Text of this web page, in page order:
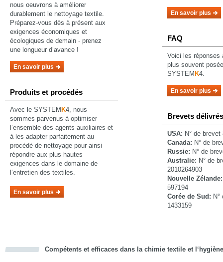
nous oeuvrons à améliorer
durablement le nettoyage textile.
Préparez-vous dès à présent aux
exigences économiques et
écologiques de demain - prenez
une longueur d‘avance !
En savoir plus
Produits et procédés
Avec le SYSTEM K4, nous
sommes parvenus à optimiser
l‘ensemble des agents auxiliaires et
à les adapter parfaitement au
procédé de nettoyage pour ainsi
répondre aux plus hautes
exigences dans le domaine de
l‘entretien des textiles.
En savoir plus
En savoir plus
FAQ
Voici les réponses
plus souvent
SYSTEM K4.
En savoir plus
Brevets délivrés
USA: N° de
Canada: N° de
Russie: N° de
Australie: N° de
2010264903
Nouvelle
597194
Corée de Sud:
1433159
Compétents et efficaces dans la chimie textile et l‘hygiène